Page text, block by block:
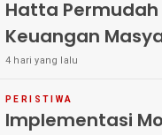
Hatta Permudah
Keuangan
4 hari yang lalu
PERISTIWA
Implementasi